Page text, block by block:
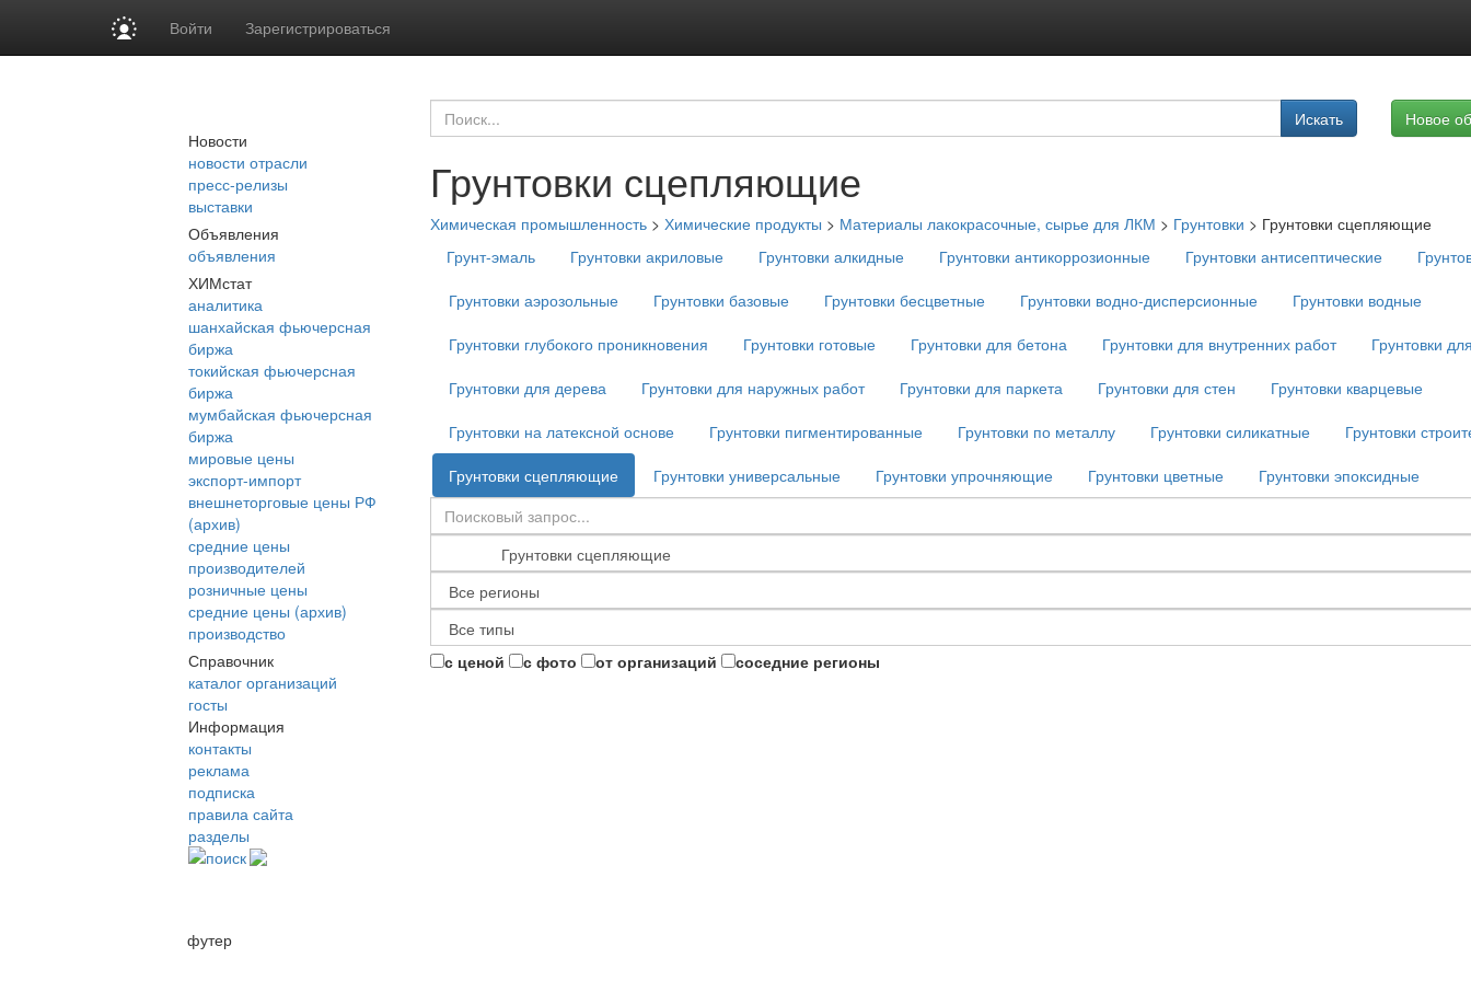
Войти Зарегистрироваться
Новости
новости отрасли
пресс-релизы
выставки
Объявления
объявления
ХИМстат
аналитика
шанхайская фьючерсная
биржа
токийская фьючерсная
биржа
мумбайская фьючерсная
биржа
мировые цены
экспорт-импорт
внешнеторговые цены РФ
(архив)
средние цены
производителей
розничные цены
средние цены (архив)
производство
Справочник
каталог организаций
госты
Информация
контакты
реклама
подписка
правила сайта
разделы
поиск
Искать Новое
Грунтовки сцепляющие
Химическая промышленность > Химические продукты > Материалы лакокрасочные, сырье для ЛКМ > Грунтовки > Грунтовки сцепляющие
Грунт-эмаль
Грунтовки акриловые Грунтовки алкидные Грунтовки антикоррозионные Грунтовки антисептические
Грунтовки аэрозольные
Грунтовки базовые Грунтовки бесцветные Грунтовки водно-дисперсионные
Грунтовки водные
Грунтовки глубокого проникновения
Грунтовки готовые Грунтовки для бетона Грунтовки для внутренних работ
Грунтовки
Грунтовки для дерева
Грунтовки для наружных работ Грунтовки для паркета Грунтовки для стен
Грунтовки кварцевые
Грунтовки на латексной основе
Грунтовки пигментированные Грунтовки по металлу Грунтовки силикатные
Грунтовки
Грунтовки сцепляющие
Грунтовки универсальные Грунтовки упрочняющие Грунтовки цветные Грунтовки эпоксидные
с ценой с фото от организаций соседние регионы
футер